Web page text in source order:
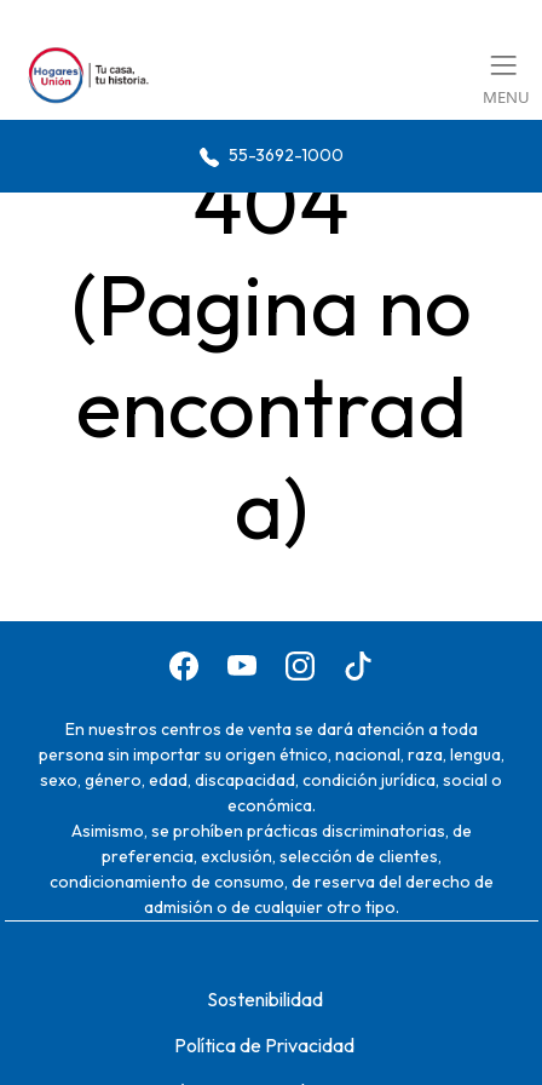
MENU
55-3692-1000
404
(Pagina no
encontrad
a)
En nuestros centros de venta se dará atención a toda
persona sin importar su origen étnico, nacional, raza, lengua,
sexo, género, edad, discapacidad, condición jurídica, social o
económica.
Asimismo, se prohíben prácticas discriminatorias, de
preferencia, exclusión, selección de clientes,
condicionamiento de consumo, de reserva del derecho de
admisión o de cualquier otro tipo.
Sostenibilidad
Política de Privacidad